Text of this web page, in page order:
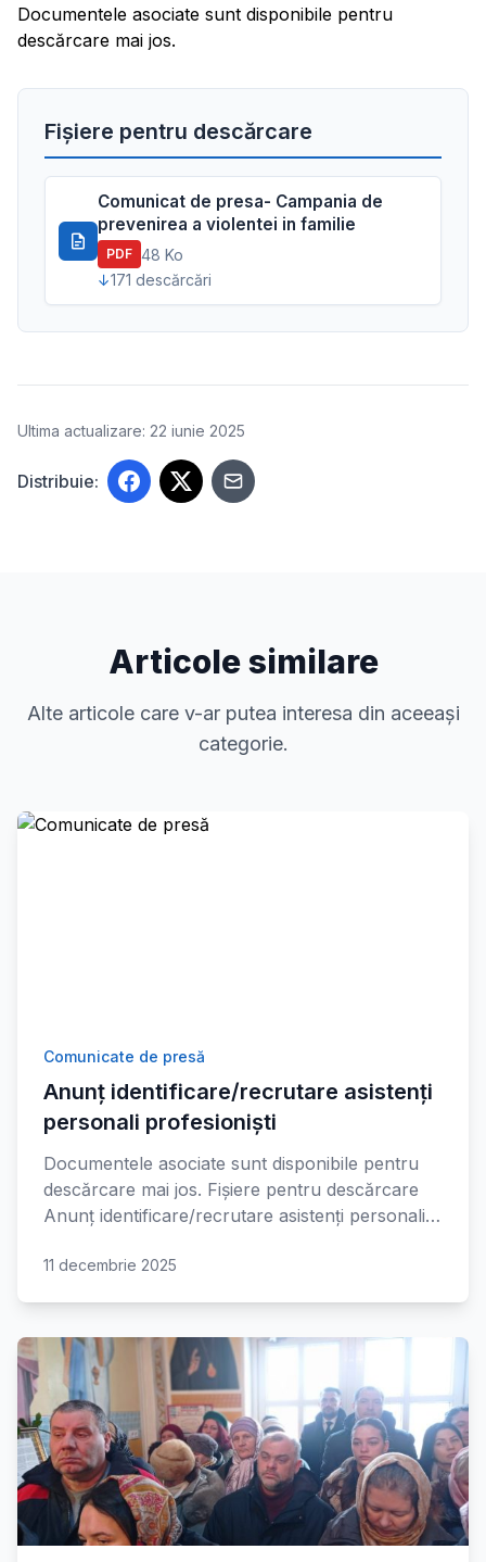
Documentele asociate sunt disponibile pentru
descărcare mai jos.
Fișiere pentru descărcare
Comunicat de presa- Campania de
prevenirea a violentei in familie
PDF 48 Ko
171 descărcări
Ultima actualizare: 22 iunie 2025
Distribuie:
Articole similare
Alte articole care v-ar putea interesa din aceeași
categorie.
Comunicate de presă
Anunț identificare/recrutare asistenți
personali profesioniști
Documentele asociate sunt disponibile pentru
descărcare mai jos. Fișiere pentru descărcare
Anunț identificare/recrutare asistenți personali…
11 decembrie 2025